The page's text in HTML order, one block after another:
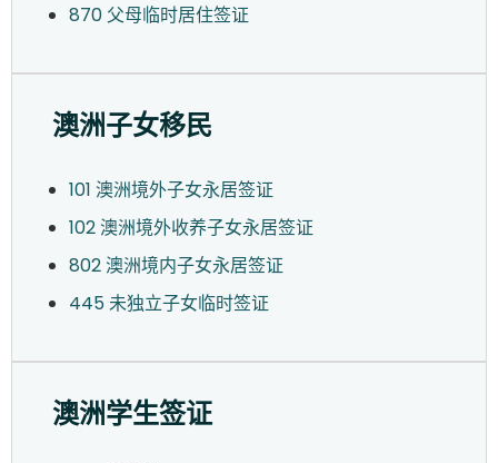
870 父母临时居住签证
澳洲子女移民
101 澳洲境外子女永居签证
102 澳洲境外收养子女永居签证
802 澳洲境内子女永居签证
445 未独立子女临时签证
澳洲学生签证